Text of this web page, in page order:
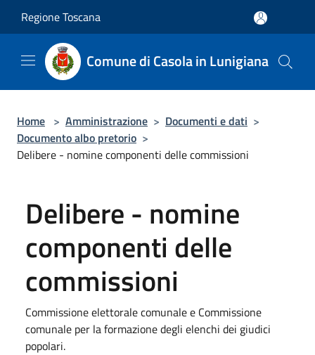
Regione Toscana
Comune di Casola in Lunigiana
Home > Amministrazione > Documenti e dati >
Documento albo pretorio >
Delibere - nomine componenti delle commissioni
Delibere - nomine
componenti delle
commissioni
Commissione elettorale comunale e Commissione
comunale per la formazione degli elenchi dei giudici
popolari.